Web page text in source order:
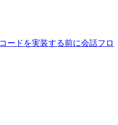
ードを実装する前に会話フロ